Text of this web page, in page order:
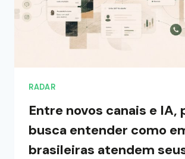
RADAR
Entre novos canais e IA,
busca entender como
brasileiras atendem